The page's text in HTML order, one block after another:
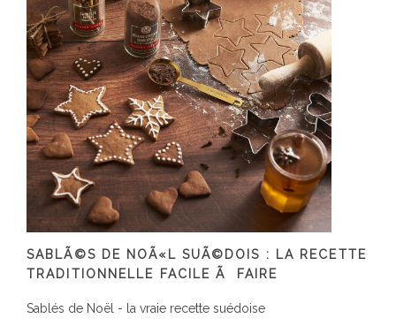
SABLÃ©S DE NOÃ«L SUÃ©DOIS : LA RECETTE
TRADITIONNELLE FACILE Ã FAIRE
Sablés de Noël - la vraie recette suédoise